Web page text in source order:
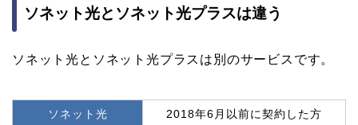
ソネット光とソネット光プラスは違う
ソネット光とソネット光プラスは別のサービスです。
ソネット光 2018年6月以前に契約した方